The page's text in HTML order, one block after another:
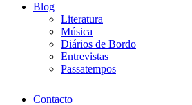
Blog
Literatura
Música
Diários de Bordo
Entrevistas
Passatempos
Contacto